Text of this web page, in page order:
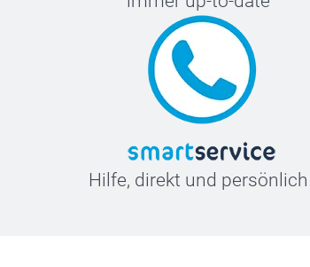
Hilfe, direkt und persönlich